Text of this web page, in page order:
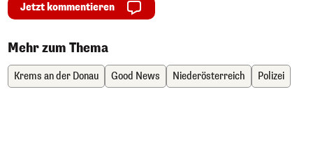
Jetzt kommentieren
Mehr zum Thema
Krems an der Donau Good News Niederösterreich Polizei